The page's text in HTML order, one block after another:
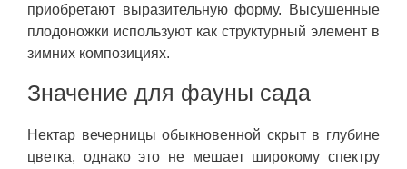
приобретают выразительную форму. Высушенные
плодоножки используют как структурный элемент в
зимних композициях.
Значение для фауны сада
Нектар вечерницы обыкновенной скрыт в глубине
цветка, однако это не мешает широкому спектру